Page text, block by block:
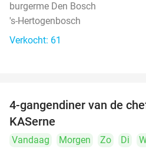
burgerme Den Bosch
's-Hertogenbosch
Verkocht: 61
4-gangendiner van de
KASerne
Vandaag Morgen Zo Di